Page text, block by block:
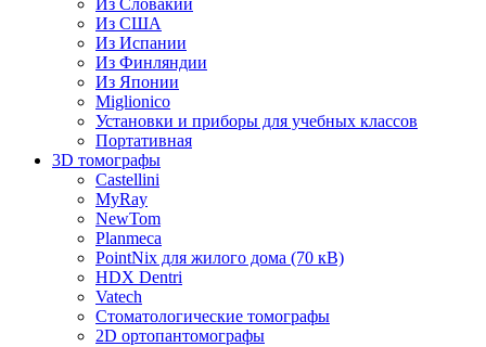
Из Словакии
Из США
Из Испании
Из Финляндии
Из Японии
Miglionico
Установки и приборы для учебных классов
Портативная
3D томографы
Castellini
MyRay
NewTom
Planmeca
PointNix для жилого дома (70 кВ)
HDX Dentri
Vatech
Стоматологические томографы
2D ортопантомографы